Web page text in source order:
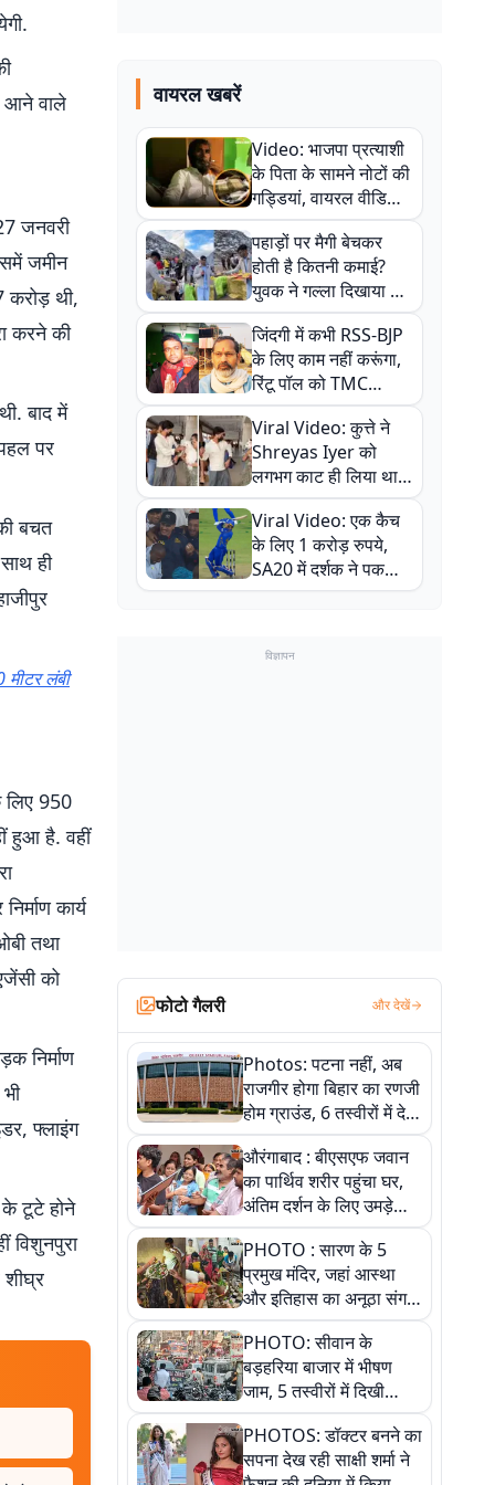
आने वाले
जनवरी
जमीन
थी,
करने की
बाद में
पर
बचत
ही
मीटर लंबी
950
हुआ है. वहीं
कार्य
तथा
को
निर्माण
फ्लाइंग
के टूटे होने
विशुनपुरा
वायरल खबरें
Video: भाजपा प्रत्याशी
के पिता के सामने नोटों की
गड्डियां, वायरल वीडियो
से राजनीति में उबाल,
अजित महतो बोले- TMC
की गंदी चाल
पहाड़ों पर मैगी बेचकर
होती है कितनी कमाई?
युवक ने गल्ला दिखाया तो
नौकरी वालों के खड़े हो गए
कान
जिंदगी में कभी RSS-BJP
के लिए काम नहीं करूंगा,
रिंटू पॉल को TMC
ऑफिस में ले जाकर पीटा,
Video वायरल
Viral Video: कुत्ते ने
Shreyas Iyer को
लगभग काट ही लिया था,
न्यूजीलैंड सीरीज से पहले
बाल-बाल बचे
Viral Video: एक कैच
के लिए 1 करोड़ रुपये,
SA20 में दर्शक ने पकड़ा
एक हाथ से गजब का कैच
विज्ञापन
फोटो गैलरी और देखें
Photos: पटना नहीं, अब
राजगीर होगा बिहार का रणजी
होम ग्राउंड, 6 तस्वीरों में देखें
नए स्टेडियम की पूरी कहानी
औरंगाबाद : बीएसएफ जवान
का पार्थिव शरीर पहुंचा घर,
अंतिम दर्शन के लिए उमड़े
लोग
PHOTO : सारण के 5
प्रमुख मंदिर, जहां आस्था
और इतिहास का अनूठा संगम,
तस्वीरों में जानिए
PHOTO: सीवान के
बड़हरिया बाजार में भीषण
जाम, 5 तस्वीरों में दिखी
अव्यवस्था
PHOTOS: डॉक्टर बनने का
सपना देख रही साक्षी शर्मा ने